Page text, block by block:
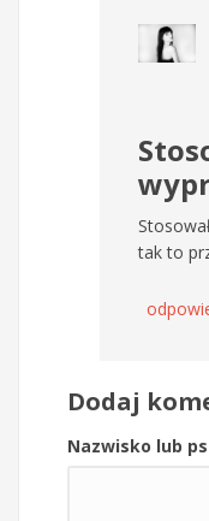
tak to
Dodaj
Nazwisko lub